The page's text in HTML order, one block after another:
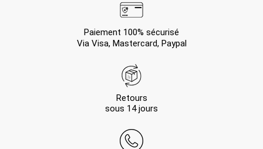
Paiement 100% sécurisé
Via Visa, Mastercard, Paypal
Retours
sous 14 jours